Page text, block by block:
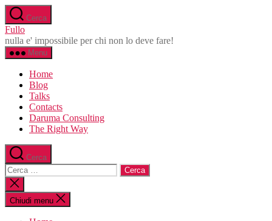
Salta
al
contenuto
Cerca
Fullo
nulla e' impossibile per chi non lo deve fare!
Menu
Home
Blog
Talks
Contacts
Daruma Consulting
The Right Way
Cerca
Cerca:
Chiudi
la
ricerca
Chiudi menu